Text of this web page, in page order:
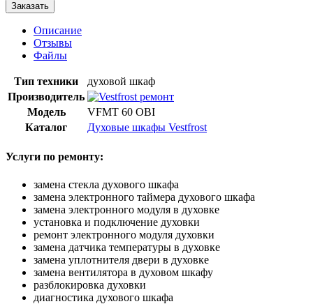
Заказать
Описание
Отзывы
Файлы
Тип техники
духовой шкаф
Производитель
Модель
VFMT 60 OBI
Каталог
Духовые шкафы Vestfrost
Услуги по ремонту:
замена стекла духового шкафа
замена электронного таймера духового шкафа
замена электронного модуля в духовке
установка и подключение духовки
ремонт электронного модуля духовки
замена датчика температуры в духовке
замена уплотнителя двери в духовке
замена вентилятора в духовом шкафу
разблокировка духовки
диагностика духового шкафа